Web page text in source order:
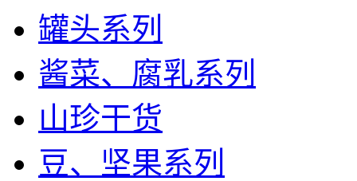
罐头系列
酱菜、腐乳系列
山珍干货
豆、坚果系列